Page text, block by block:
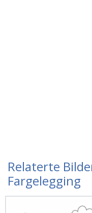
Relaterte
Fargelegging